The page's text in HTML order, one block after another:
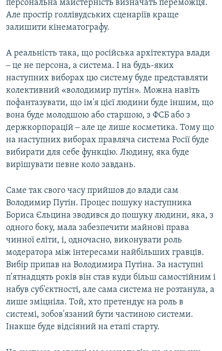
персональна майстерність визначать переможця.
Але простір голлівудських сценаріїв краще
залишити кінематографу.
А реальність така, що російська архітектура влади
‒ це не персона, а система. І на будь-яких
наступних виборах цю систему буде представляти
колективний «володимир путін». Можна навіть
пофантазувати, що ім'я цієї людини буде іншим, що
вона буде молодшою або старшою, з ФСБ або з
держкорпорацій ‒ але це лише косметика. Тому що
на наступних виборах правляча система Росії буде
вибирати для себе функцію. Людину, яка буде
вирішувати певне коло завдань.
Саме так свого часу прийшов до влади сам
Володимир Путін. Процес пошуку наступника
Бориса Єльцина зводився до пошуку людини, яка, з
одного боку, мала забезпечити майнові права
чинної еліти, і, одночасно, виконувати роль
модератора між інтересами найбільших гравців.
Вибір припав на Володимира Путіна. За наступні
п'ятнадцять років він став куди більш самостійним і
набув суб'єктності, але сама система не розтанула, а
лише зміцніла. Той, хто претендує на роль в
системі, зобов'язаний бути частиною системи.
Інакше буде відсіяний на етапі старту.